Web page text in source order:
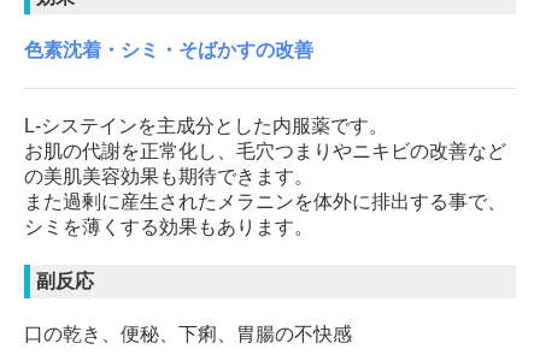
色素沈着・シミ・そばかすの改善
L-システインを主成分とした内服薬です。
お肌の代謝を正常化し、毛穴つまりやニキビの改善など
の美肌美容効果も期待できます。
また過剰に産生されたメラニンを体外に排出する事で、
シミを薄くする効果もあります。
副反応
口の乾き、便秘、下痢、胃腸の不快感